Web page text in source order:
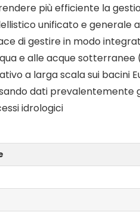
più efficiente la
unificato e generale
di gestire in modo
e alle acque
a larga scala sui bacini
dati prevalentemente
idrologici